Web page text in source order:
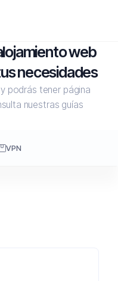
web
necesidades
podrás tener página
nuestras guías
VPN